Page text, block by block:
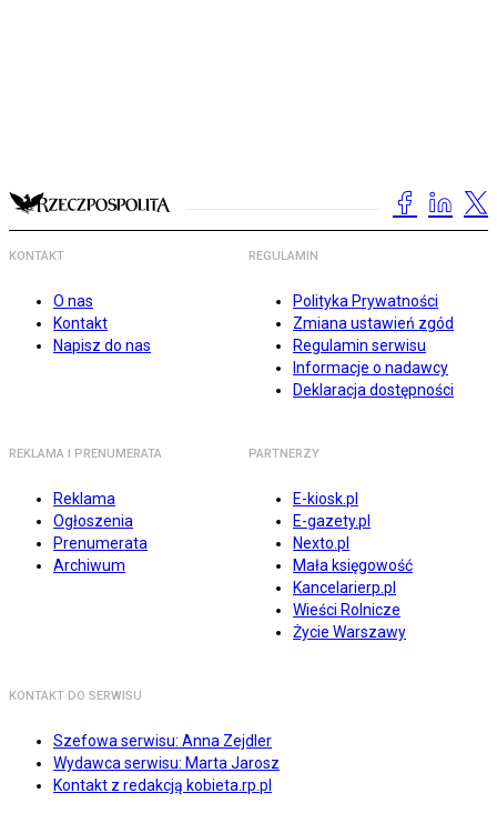
KONTAKT
O nas
Kontakt
Napisz do nas
REGULAMIN
Polityka Prywatności
Zmiana ustawień zgód
Regulamin serwisu
Informacje o nadawcy
Deklaracja dostępności
REKLAMA I PRENUMERATA
Reklama
Ogłoszenia
Prenumerata
Archiwum
PARTNERZY
E-kiosk.pl
E-gazety.pl
Nexto.pl
Mała księgowość
Kancelarierp.pl
Wieści Rolnicze
Życie Warszawy
KONTAKT DO SERWISU
Szefowa serwisu: Anna Zejdler
Wydawca serwisu: Marta Jarosz
Kontakt z redakcją kobieta.rp.pl